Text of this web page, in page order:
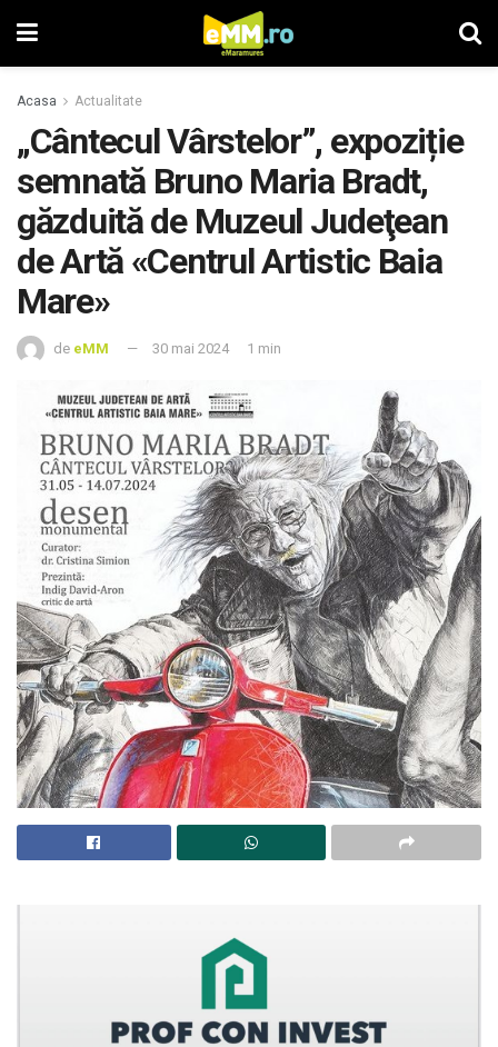
Acasa Actualitate
„Cântecul Vârstelor”, expoziție
semnată Bruno Maria Bradt,
găzduită de Muzeul Judeţean
de Artă «Centrul Artistic Baia
Mare»
de eMM 30 mai 2024 1 min